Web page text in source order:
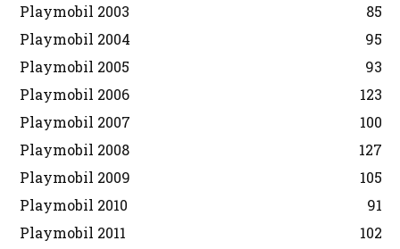
Playmobil 2003
85
Playmobil 2004
95
Playmobil 2005
93
Playmobil 2006
123
Playmobil 2007
100
Playmobil 2008
127
Playmobil 2009
105
Playmobil 2010
91
Playmobil 2011
102